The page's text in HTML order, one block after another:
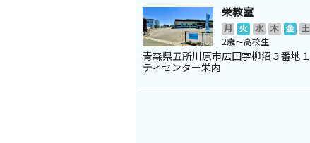
栄教室
月 火 水 木 金 土
2歳～高校生
青森県五所川原市広田字柳沼３番地
ティセンター栄内